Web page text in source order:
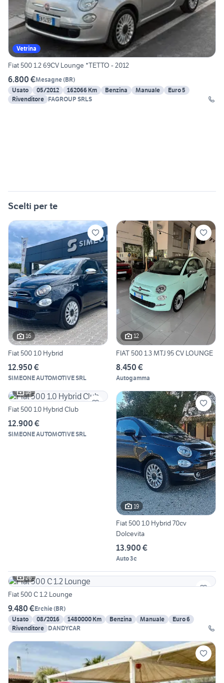
Vetrina
Fiat 500 1.2 69CV Lounge *TETTO - 2012
6.800 €Mesagne(BR)
Usato
05/2012 162066 Km Benzina Manuale
Euro 5
Rivenditore FAGROUP SRLS
Scelti per te
16
Fiat 500 1.0 Hybrid
12.950 €
SIMEONE AUTOMOTIVE SRL
12
FIAT 500 1.3 MTJ 95 CV LOUNGE
8.450 €
Autogamma
16
Fiat 500 1.0 Hybrid Club
12.900 €
SIMEONE AUTOMOTIVE SRL
19
Fiat 500 1.0 Hybrid 70cv
Dolcevita
13.900 €
Auto 3c
26
Fiat 500 C 1.2 Lounge
9.480 €Erchie(BR)
Usato
08/2016 1480000 Km Benzina Manuale
Euro 6
Rivenditore DANDYCAR